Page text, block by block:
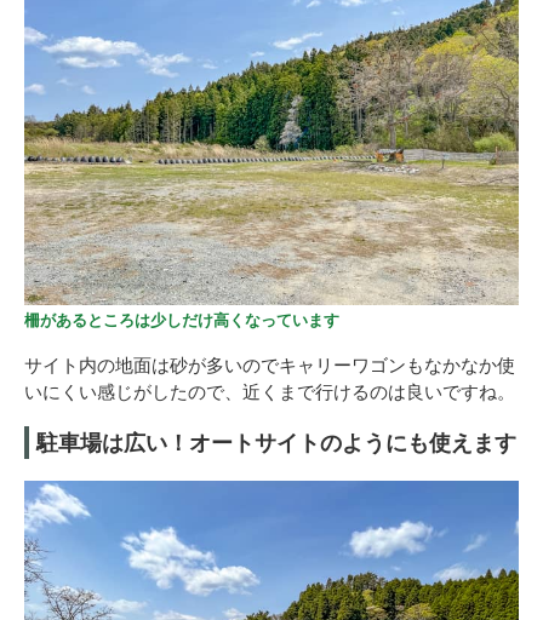
柵があるところは少しだけ高くなっています
サイト内の地面は砂が多いのでキャリーワゴンもなかなか使
いにくい感じがしたので、近くまで行けるのは良いですね。
駐車場は広い！オートサイトのようにも使えます